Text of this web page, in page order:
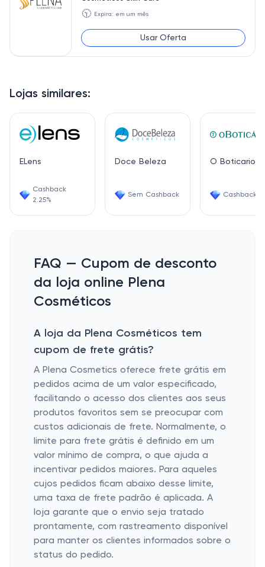
Lojas similares:
ELens
Cashback
2.25%
Doce Beleza
Sem Cashback
O Boticario
Cashback
🕥 Expira: em um mês
Usar Oferta
FAQ — Cupom de desconto
da loja online Plena
Cosméticos
A loja da Plena Cosméticos tem
cupom de frete grátis?
A Plena Cosmetics oferece frete grátis em
pedidos acima de um valor especificado,
facilitando o acesso dos clientes aos seus
produtos favoritos sem se preocupar com
custos adicionais de frete. Normalmente, o
limite para frete grátis é definido em um
valor mínimo de compra, o que ajuda a
incentivar pedidos maiores. Para aqueles
cujos pedidos ficam abaixo desse limite,
uma taxa de frete padrão é aplicada. A
loja garante que o envio seja tratado
prontamente, com rastreamento disponível
para manter os clientes informados sobre o
status do pedido.